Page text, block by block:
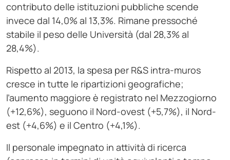
contributo delle istituzioni pubbliche scende
invece dal 14,0% al 13,3%. Rimane pressoché
stabile il peso delle Università (dal 28,3% al
28,4%).
Rispetto al 2013, la spesa per R&S intra-muros
cresce in tutte le ripartizioni geografiche;
l’aumento maggiore è registrato nel Mezzogiorno
(+12,6%), seguono il Nord-ovest (+5,7%), il Nord-
est (+4,6%) e il Centro (+4,1%).
Il personale impegnato in attività di ricerca